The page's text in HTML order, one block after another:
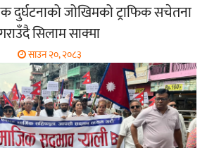
दुर्घटनाको जोखिमको ट्राफिक सचेतना
सिलाम साक्मा
साउन २०, २०८३